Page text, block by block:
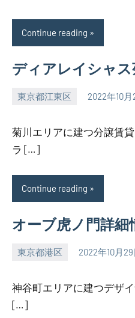
Continue reading
ディアレイシャス
東京都江東区 2022年10月
SEZIMO
菊川エリアに建つ分譲賃
ラ […]
Continue reading
オーブ虎ノ門詳細
東京都港区 2022年10月29
SEZIMO
神谷町エリアに建つデザ
[…]